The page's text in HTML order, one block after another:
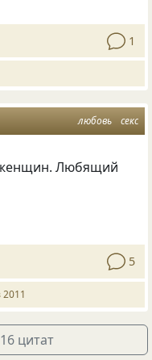
1
любовь секс
Любящий
5
цитат